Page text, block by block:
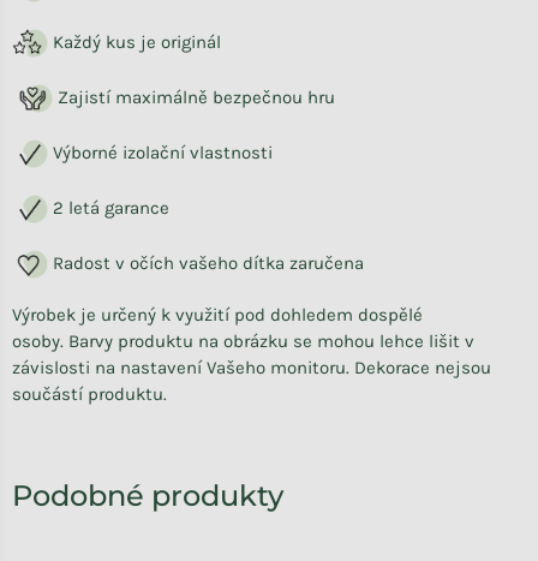
Každý kus je originál
Zajistí maximálně bezpečnou hru
Výborné izolační vlastnosti
2 letá garance
Radost v očích vašeho dítka zaručena
Výrobek je určený k využití pod dohledem dospělé
osoby. Barvy produktu na obrázku se mohou lehce lišit v
závislosti na nastavení Vašeho monitoru. Dekorace nejsou
součástí produktu.